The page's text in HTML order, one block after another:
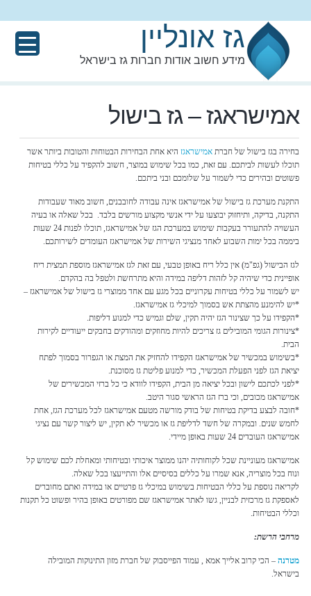
גז אונליין
מידע חשוב אודות חברות גז בישראל
אמישראגז – גז בישול
בחירה בגז בישול של חברתאמישראגז היא אחת הבחירות הבטוחות והטובות ביותר אשר
תוכלו לעשות לביתכם. עם זאת, כמו בכל שימוש במוצר, חשוב להקפיד על כללי בטיחות
פשוטים ובהירים כדי לשמור על שלומכם ובני ביתכם.
התקנת מערכת גז בישול של אמישראגז אינה עבודה לחובבנים, חשוב מאוד שעבודות
התקנה, בדיקה, ותיחזוק יבוצעו על ידי אנשי מקצוע מורשים בלבד. בכל שאלה או בעיה
העשויה להתעורר בעקבות שימוש במערכת הגז של אמישראגז, תוכלו לפנות 24 שעות
ביממה בכל ימות השבוע לאחד מנציגי השירות של אמישראגז העומדים לשירותכם.
לגז הבישול (גפ"מ) אין כלל ריח באופן טבעי, עם זאת לגז אמישראגז מוספת תמצית ריח
אופיינית כדי שיהיה קל לזהות דליפה במידה והיא מתרחשת ולטפל בה בהקדם.
יש לשמור על כללי בטיחות עקרוניים בכל מגע עם אחד ממוצרי גז בישול של אמישראגז –
*יש להימנע מהצתת אש בסמוך למיכלי גז אמישראגז.
*הקפידו על כך שצינור הגז יהיה תקין, שלם וגמיש כדי למנוע דליפות.
*צינורות הגומי המובילים גז צריכים להיות מחוזקים ומהודקים בחבקים ייעודיים לקירות
הבית.
*בשימוש במכשיר של אמישראגז הקפידו להחזיק את המצת או הגפרור בסמוך לפתח
יציאת הגז לפני הפעלת המכשיר, כדי למנוע פליטת גז מסוכנת.
*לפני לכתכם לישון ובכל יציאה מן הבית, הקפידו לוודא כי כל ברזי המכשירים של
אמישראגז מכובים, וכי ברז הגז הראשי סגור היטב.
*חובה לבצע בדיקת בטיחות של בודק מורשה מטעם אמישראגז לכל מערכת הגז, אחת
לחמש שנים. ובמקרה של חשד לדליפת גז או מכשיר לא תקין, יש ליצור קשר עם נציגי
אמישראגז העובדים 24 שעות באופן מיידי.
אמישראגז מעוניינת שכל לקוחותיה יהנו ממוצר איכותי ובטיחותי ומאחלת לכם שימוש קל
ונוח בכל מוצריה, אנא שמרו על כללים בסיסיים אלו והתייעצו בכל שאלה.
לקריאה נוספת על כללי הבטיחות בשימוש במיכלי גז פרטיים או במידה ואתם מחוברים
לאספקת גז מרכזית לבניין, גשו לאתר אמישראגז שם מפורטים באופן בהיר ופשוט כל תקנות
וכללי הבטיחות.
מרחבי הרשת:
מטרנה – הכי קרוב אלייך אמא , עמוד הפייסבוק של חברת מזון התינוקות המובילה
בישראל.